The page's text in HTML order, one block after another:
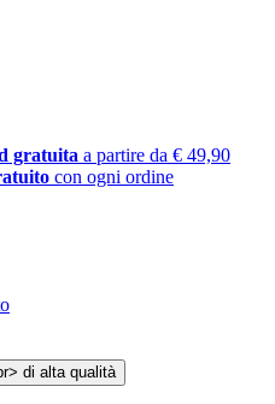
gratuita a partire da € 49,90
con ogni ordine